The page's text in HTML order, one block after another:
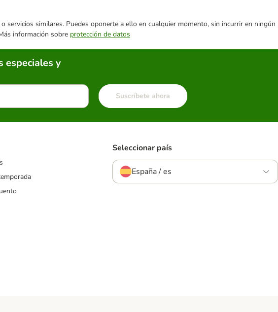
similares. Puedes oponerte a ello en cualquier momento, sin incurrir en ningún
información sobre protección de datos
especiales y
Suscríbete ahora
Seleccionar país
España / es